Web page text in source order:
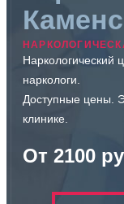
Наркологический
наркологи.
Доступные цены.
клинике.
От 2100